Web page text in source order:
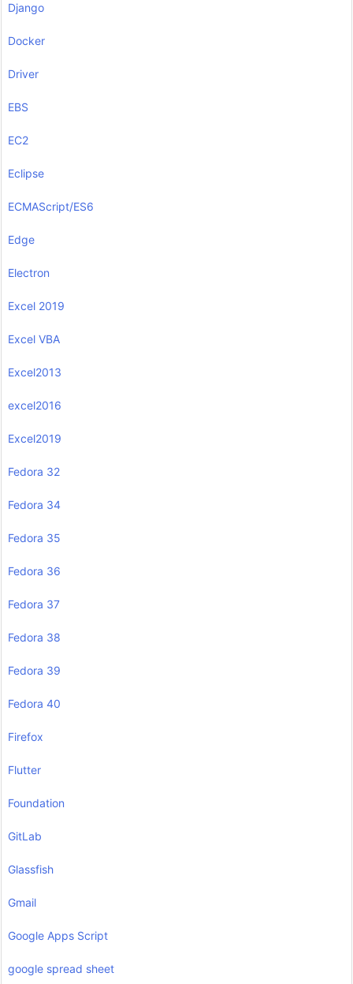
Django
Docker
Driver
EBS
EC2
Eclipse
ECMAScript/ES6
Edge
Electron
Excel 2019
Excel VBA
Excel2013
excel2016
Excel2019
Fedora 32
Fedora 34
Fedora 35
Fedora 36
Fedora 37
Fedora 38
Fedora 39
Fedora 40
Firefox
Flutter
Foundation
GitLab
Glassfish
Gmail
Google Apps Script
google spread sheet